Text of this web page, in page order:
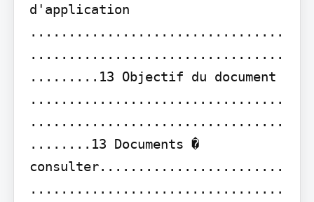
d'application
.................................
.................................
.........13 Objectif du document
.................................
.................................
........13 Documents �
consulter........................
.................................